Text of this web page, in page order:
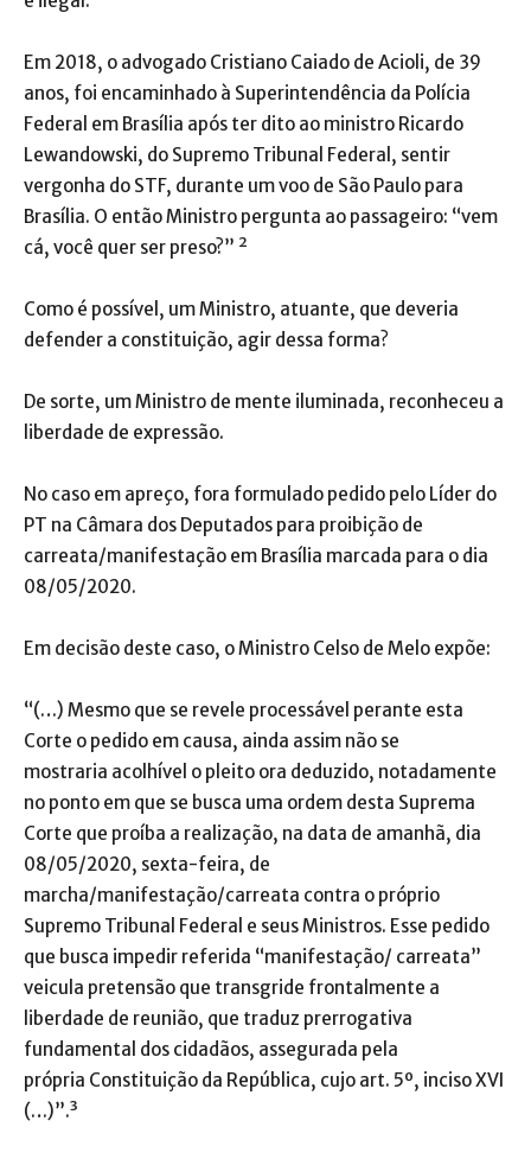
Em 2018, o advogado Cristiano Caiado de Acioli, de 39
anos, foi encaminhado à Superintendência da Polícia
Federal em Brasília após ter dito ao ministro Ricardo
Lewandowski, do Supremo Tribunal Federal, sentir
vergonha do STF, durante um voo de São Paulo para
Brasília. O então Ministro pergunta ao passageiro: “vem
cá, você quer ser preso?” ²
Como é possível, um Ministro, atuante, que deveria
defender a constituição, agir dessa forma?
De sorte, um Ministro de mente iluminada, reconheceu a
liberdade de expressão.
No caso em apreço, fora formulado pedido pelo Líder do
PT na Câmara dos Deputados para proibição de
carreata/manifestação em Brasília marcada para o dia
08/05/2020.
Em decisão deste caso, o Ministro Celso de Melo expõe:
“(…) Mesmo que se revele processável perante esta
Corte o pedido em causa, ainda assim não se
mostraria acolhível o pleito ora deduzido, notadamente
no ponto em que se busca uma ordem desta Suprema
Corte que proíba a realização, na data de amanhã, dia
08/05/2020, sexta-feira, de
marcha/manifestação/carreata contra o próprio
Supremo Tribunal Federal e seus Ministros. Esse pedido
que busca impedir referida “manifestação/ carreata”
veicula pretensão que transgride frontalmente a
liberdade de reunião, que traduz prerrogativa
fundamental dos cidadãos, assegurada pela
própria Constituição da República, cujo art. 5º, inciso XVI
(…)”.³